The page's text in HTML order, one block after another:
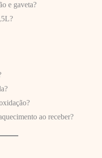
e gaveta?
ao receber?